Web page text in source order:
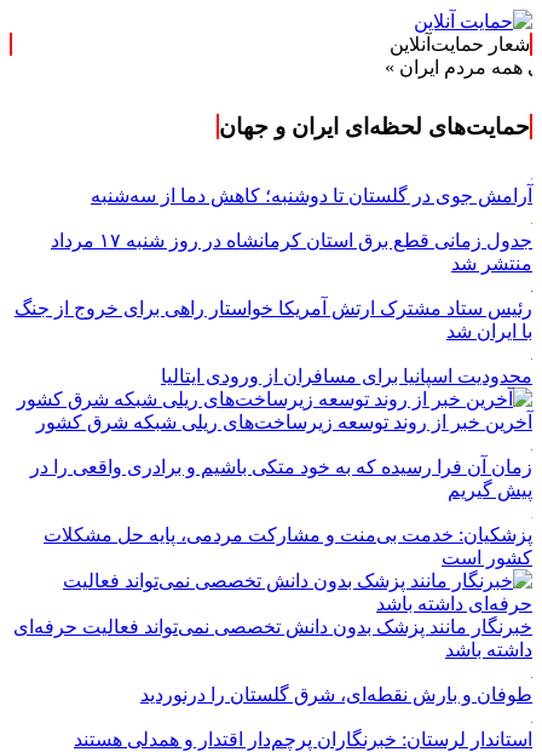
شعار حمایت‌آنلاین
ایران »
حمایت‌های لحظه‌ای ایران و جهان
آرامش جوی در گلستان تا دوشنبه؛ کاهش دما از سه‌شنبه
جدول زمانی قطع برق استان کرمانشاه در روز شنبه ۱۷ مرداد
منتشر شد
رئیس ستاد مشترک ارتش آمریکا خواستار راهی برای خروج از جنگ
با ایران شد
محدودیت اسپانیا برای مسافران از ورودی ایتالیا
آخرین خبر از روند توسعه زیرساخت‌های ریلی شبکه شرق کشور
زمان آن فرا رسیده که به خود متکی باشیم و برادری واقعی را در
پیش گیریم
پزشکیان: خدمت بی‌منت و مشارکت مردمی، پایه حل مشکلات
کشور است
خبرنگار مانند پزشک بدون دانش تخصصی نمی‌تواند فعالیت حرفه‌ای
داشته باشد
طوفان و بارش نقطه‌ای، شرق گلستان را درنوردید
استاندار لرستان: خبرنگاران پرچم‌دار اقتدار و همدلی هستند